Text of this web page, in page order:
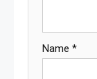
Name *